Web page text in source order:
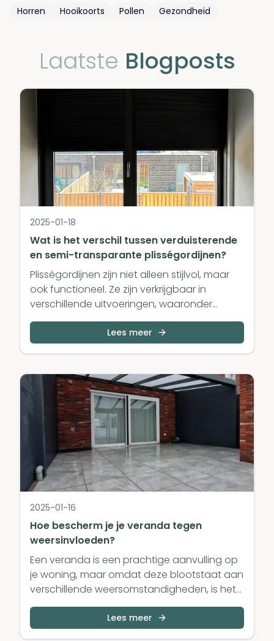
Horren Hooikoorts Pollen Gezondheid
Laatste Blogposts
2025-01-18
Wat is het verschil tussen verduisterende
en semi-transparante plisségordijnen?
Plisségordijnen zijn niet alleen stijlvol, maar
ook functioneel. Ze zijn verkrijgbaar in
verschillende uitvoeringen, waaronder
verduisterend en semi-transparant. Maar
wat is precies het verschil, en welke optie
past het beste bij jouw behoeften? In deze
Lees meer
2025-01-16
Hoe bescherm je je veranda tegen
weersinvloeden?
Een veranda is een prachtige aanvulling op
je woning, maar omdat deze blootstaat aan
verschillende weersomstandigheden, is het
belangrijk om de juiste maatregelen te
nemen om hem te beschermen en zijn
levensduur te verlengen. In deze blogpost
Lees meer